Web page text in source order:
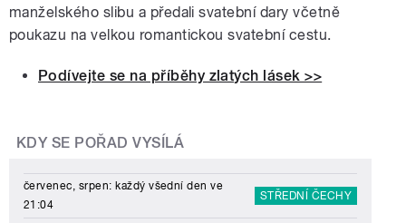
manželského slibu a předali svatební dary včetně
poukazu na velkou romantickou svatební cestu.
Podívejte se na příběhy zlatých lásek >>
KDY SE POŘAD VYSÍLÁ
červenec, srpen: každý všední den ve
21:04
STŘEDNÍ ČECHY